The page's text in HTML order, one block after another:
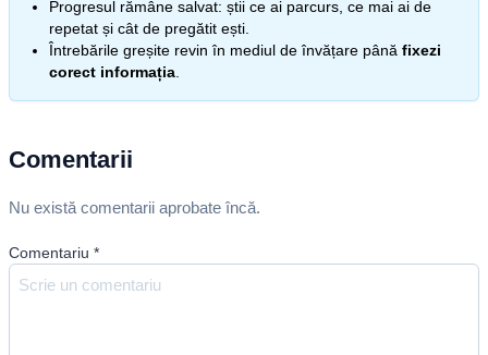
Progresul rămâne salvat: știi ce ai parcurs, ce mai ai de
repetat și cât de pregătit ești.
Întrebările greșite revin în mediul de învățare până fixezi
corect informația
Comentarii
Nu există comentarii aprobate încă.
Comentariu *